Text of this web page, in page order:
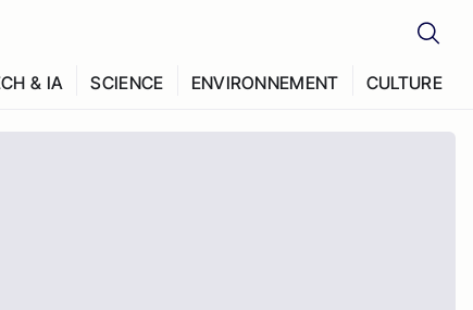
& IA SCIENCE ENVIRONNEMENT CULTURE